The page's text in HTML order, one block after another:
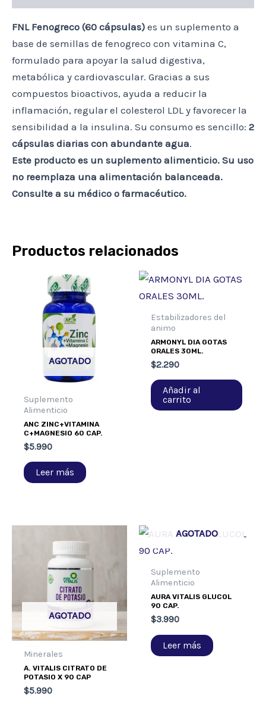
FNL Fenogreco (60 cápsulas) es un suplemento a
base de semillas de fenogreco con vitamina C,
formulado para apoyar la salud digestiva,
metabólica y cardiovascular. Gracias a sus
compuestos bioactivos, ayuda a reducir la
inflamación, regular el colesterol LDL y favorecer la
sensibilidad a la insulina. Su consumo es sencillo: 2
cápsulas diarias con abundante agua.
Este producto es un suplemento alimenticio. Su uso
no reemplaza una alimentación balanceada.
Consulte a su médico o farmacéutico.
Productos relacionados
AGOTADO
Suplemento
Alimenticio
ANC ZINC+VITAMINA
C+MAGNESIO 60 CAP.
$5.990
Leer más
Estabilizadores del
animo
ARMONYL DIA GOTAS
ORALES 30ML.
$2.290
Añadir al
carrito
AGOTADO
Minerales
A. VITALIS CITRATO DE
POTASIO X 90 CAP
$5.990
AGOTADO
Suplemento
Alimenticio
AURA VITALIS GLUCOL
90 CAP.
$3.990
Leer más